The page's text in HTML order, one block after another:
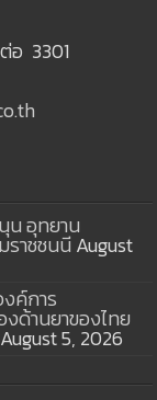
3301
น อุทยาน
ราชชนนี August
ค์การ
ด้านยาของไทย
August 5, 2026